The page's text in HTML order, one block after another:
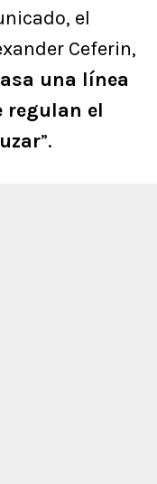
el
Ceferin,
una línea
regulan el
”.